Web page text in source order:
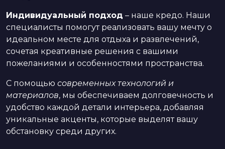
Индивидуальный подход – наше кредо. Наши
специалисты помогут реализовать вашу мечту о
идеальном месте для отдыха и развлечений,
сочетая креативные решения с вашими
пожеланиями и особенностями пространства.
С помощью современных технологий и
материалов, мы обеспечиваем долговечность и
удобство каждой детали интерьера, добавляя
уникальные акценты, которые выделят вашу
обстановку среди других.